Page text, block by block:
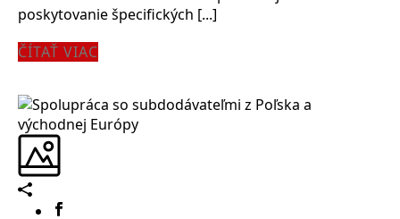
poskytovanie špecifických [...]
ČÍTAŤ VIAC